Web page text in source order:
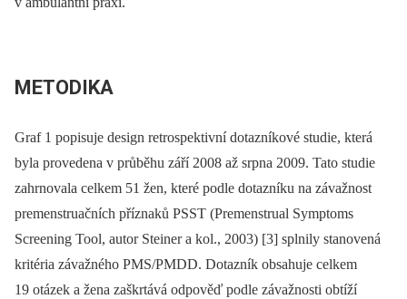
METODIKA
Graf 1 popisuje design retrospektivní dotazníkové studie, která
byla provedena v průběhu září 2008 až srpna 2009. Tato studie
zahrnovala celkem 51 žen, které podle dotazníku na závažnost
premenstruačních příznaků PSST (Premenstrual Symptoms
Screening Tool, autor Steiner a kol., 2003) [3] splnily stanovená
kritéria závažného PMS/PMDD. Dotazník obsahuje celkem
19 otázek a žena zaškrtává odpověď podle závažnosti obtíží